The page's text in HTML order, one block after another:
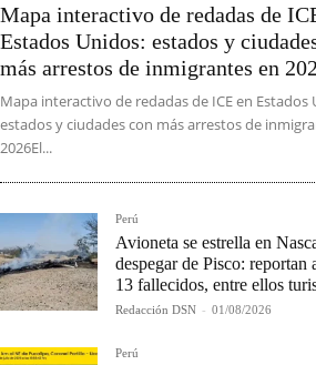
Mapa interactivo de redadas de
Estados Unidos: estados y
más arrestos de inmigrantes en
Mapa interactivo de redadas de ICE en Estados
estados y ciudades con más arrestos de
2026El...
Perú
Avioneta se estrella en
despegar de Pisco: reportan
13 fallecidos, entre ellos
Redacción DSN - 01/08/2026
Perú